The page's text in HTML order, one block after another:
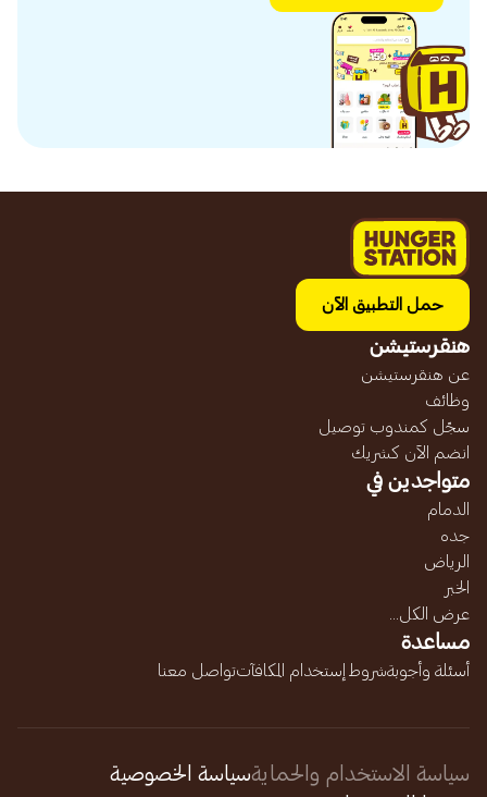
حمل التطبيق الآن
هنقرستيشن
عن هنقرستيشن
وظائف
سجّل كمندوب توصيل
انضم الآن كشريك
متواجدين في
الدمام
جده
الرياض
الخبر
عرض الكل...
مساعدة
أسئلة وأجوبةشروط إستخدام المكافآتتواصل معنا
سياسة الاستخدام والحمايةسياسة الخصوصية